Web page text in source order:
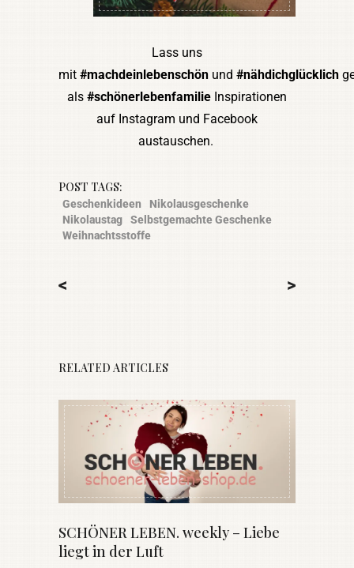
Lass uns
mit #machdeinlebenschön und #nähdichglücklich
als #schönerlebenfamilie Inspirationen
auf Instagram und Facebook
austauschen.
POST TAGS:
Geschenkideen
Nikolausgeschenke
Nikolaustag
Selbstgemachte Geschenke
Weihnachtsstoffe
< >
RELATED ARTICLES
SCHÖNER LEBEN. weekly – Liebe
liegt in der Luft